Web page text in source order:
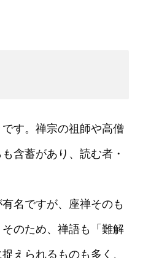
す。禅宗の祖師や高僧
含蓄があり、読む者・
名ですが、座禅そのも
のため、禅語も「難解
えられるものも多く、